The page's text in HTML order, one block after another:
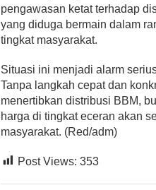
pengawasan ketat terhadap
yang diduga bermain dalam
tingkat masyarakat.
Situasi ini menjadi alarm
Tanpa langkah cepat dan
menertibkan distribusi BBM,
harga di tingkat eceran akan
masyarakat. (Red/adm)
Post Views: 353